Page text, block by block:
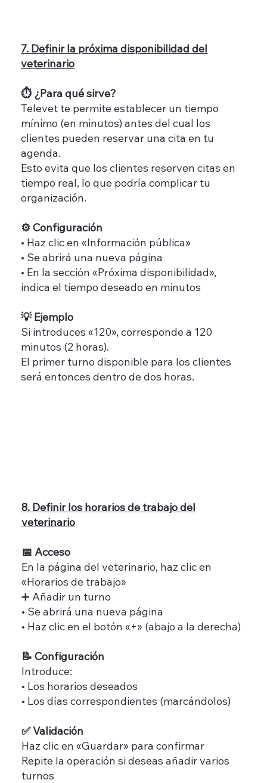
7. Definir la próxima disponibilidad del
veterinario
⏱️ ¿Para qué sirve?
Televet te permite establecer un tiempo
mínimo (en minutos) antes del cual los
clientes pueden reservar una cita en tu
agenda.
Esto evita que los clientes reserven citas en
tiempo real, lo que podría complicar tu
organización.
⚙️ Configuración
• Haz clic en «Información pública»
• Se abrirá una nueva página
• En la sección «Próxima disponibilidad»,
indica el tiempo deseado en minutos
💡 Ejemplo
Si introduces «120», corresponde a 120
minutos (2 horas).
El primer turno disponible para los clientes
será entonces dentro de dos horas.
8. Definir los horarios de trabajo del
veterinario
📅 Acceso
En la página del veterinario, haz clic en
«Horarios de trabajo»
➕ Añadir un turno
• Se abrirá una nueva página
• Haz clic en el botón «+» (abajo a la derecha)
📝 Configuración
Introduce:
• Los horarios deseados
• Los días correspondientes (marcándolos)
✅ Validación
Haz clic en «Guardar» para confirmar
Repite la operación si deseas añadir varios
turnos